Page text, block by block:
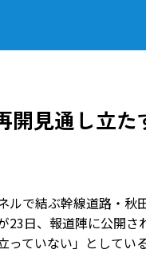
開見通し立
で結ぶ幹線道路・
日、報道陣に公開さ
ていない」としている